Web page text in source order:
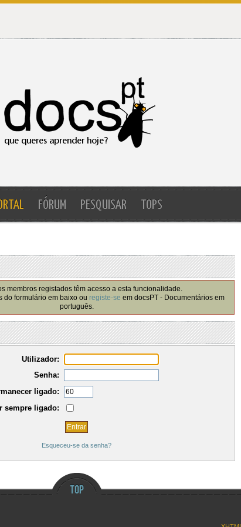
FÓRUM PESQUISAR TOPS
membros registados têm acesso a esta funcionalidade.
do formulário em baixo ou registe-se em docsPT - Documentários em
português.
Utilizador:
Senha:
ligado:
sempre ligado:
Esqueceu-se da senha?